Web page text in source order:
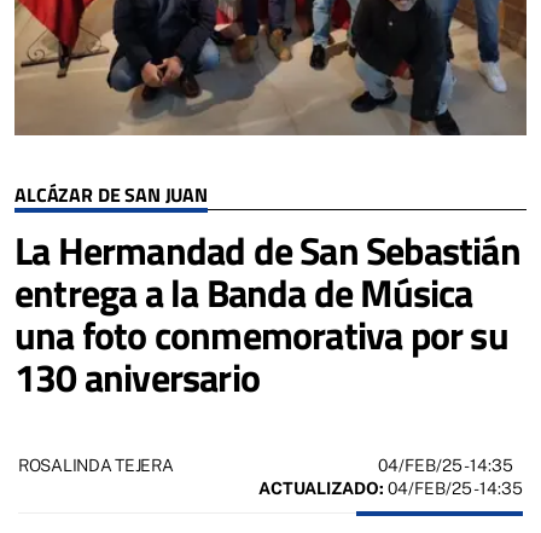
ALCÁZAR DE SAN JUAN
La Hermandad de San Sebastián
entrega a la Banda de Música
una foto conmemorativa por su
130 aniversario
ROSALINDA TEJERA 04/FEB/25- 14:35
ACTUALIZADO: 04/FEB/25 - 14:35